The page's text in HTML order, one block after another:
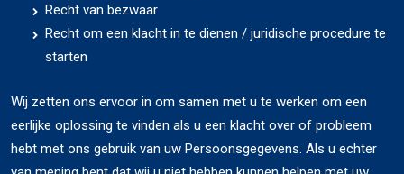
Recht van bezwaar
Recht om een klacht in te dienen / juridische procedure te
starten
Wij zetten ons ervoor in om samen met u te werken om een
eerlijke oplossing te vinden als u een klacht over of probleem
hebt met ons gebruik van uw Persoonsgegevens. Als u echter